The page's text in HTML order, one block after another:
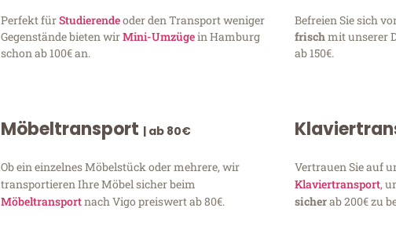
Perfekt fürStudierendeoder den Transport weniger
Gegenstände bieten wirMini-Umzügein Hamburg
schon ab 100€ an.
Befreien Sie sich
frischmit unserer
ab 150€.
Möbeltransport | ab 80€
Ob ein einzelnes Möbelstück oder mehrere, wir
transportieren Ihre Möbel sicher beim
Möbeltransportnach Vigo preiswert ab 80€.
Vertrauen Sie auf
Klaviertransport,
sicherab 200€ zu